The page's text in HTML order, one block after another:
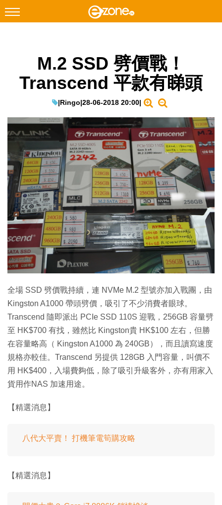
Facebook Instagram
科技焦點
遊戲動漫
教學評測
EduTech
IT Times
生成式AI與雲端應用
Enterprise Digital Transformation
特集
M.2 SSD 劈價戰！
Transcend 平款有睇頭
|Ringo|28-06-2018 20:00|
全場 SSD 劈價戰持續，連 NVMe M.2 型號亦加入戰團，由
Kingston A1000 帶頭劈價，吸引了不少消費者眼球。
Transcend 隨即派出 PCIe SSD 110S 迎戰，256GB 容量劈
至 HK$700 有找，雖然比 Kingston貴 HK$100 左右，但勝
在容量略高（ Kingston A1000 為 240GB），而且讀寫速度
規格亦較佳。Transcend 另提供 128GB 入門容量，叫價不
用 HK$400，入場費夠低，除了吸引升級客外，亦有用家入
貨用作NAS 加速用途。
【精選消息】
八代大平賣！ 打機筆電筍購攻略
【精選消息】